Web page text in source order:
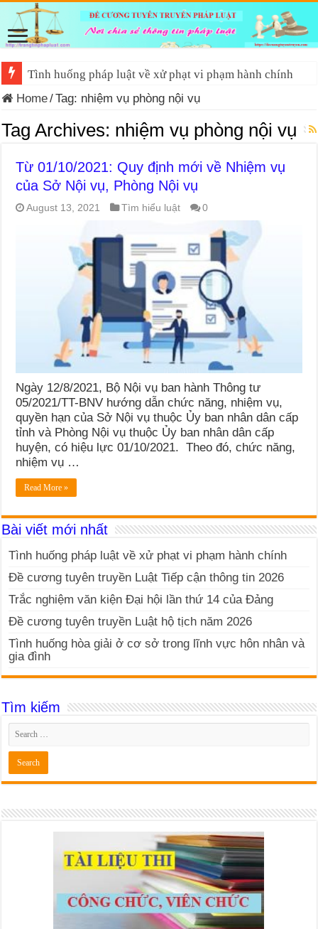
Tình huống pháp luật về xử phạt vi phạm hành chính
Home/Tag: nhiệm vụ phòng nội vụ
Tag Archives: nhiệm vụ phòng nội vụ
Từ 01/10/2021: Quy định mới về Nhiệm vụ
của Sở Nội vụ, Phòng Nội vụ
August 13, 2021 Tìm hiểu luật 0
Ngày 12/8/2021, Bộ Nội vụ ban hành Thông tư
05/2021/TT-BNV hướng dẫn chức năng, nhiệm vụ,
quyền hạn của Sở Nội vụ thuộc Ủy ban nhân dân cấp
tỉnh và Phòng Nội vụ thuộc Ủy ban nhân dân cấp
huyện, có hiệu lực 01/10/2021. Theo đó, chức năng,
nhiệm vụ …
Read More »
Bài viết mới nhất
Tình huống pháp luật về xử phạt vi phạm hành chính
Đề cương tuyên truyền Luật Tiếp cận thông tin 2026
Trắc nghiệm văn kiện Đại hội lần thứ 14 của Đảng
Đề cương tuyên truyền Luật hộ tịch năm 2026
Tình huống hòa giải ở cơ sở trong lĩnh vực hôn nhân và
gia đình
Tìm kiếm